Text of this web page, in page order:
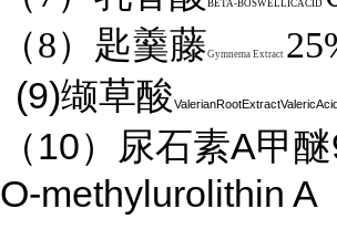
BETA-BOSWELLICACID
（8）匙羹藤Gymnema Extract
(9)缬草酸
（10）尿石素A甲醚
O-methylurolithin A